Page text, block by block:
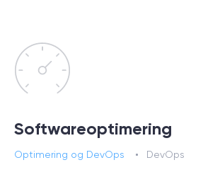
Softwareoptimering
Optimering og DevOps DevOps